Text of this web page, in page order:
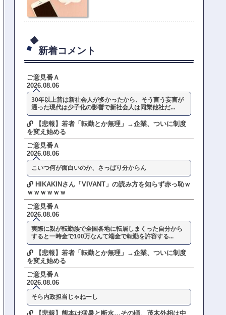
新着コメント
ご意見番Ａ
2026.08.06
30年以上昔は新社会人が多かったから、そう言う妄言が
通った現代は少子化の影響で新社会人は同業他社だ...
【悲報】若者「転勤とか無理」→企業、ついに制度
を変え始める
ご意見番Ａ
2026.08.06
こいつ何が面白いのか、さっぱり分からん
HIKAKINさん「VIVANT」の読み方を知らず赤っ恥ｗ
ｗｗｗｗｗｗ
ご意見番Ａ
2026.08.06
実際に親が転勤族で全国各地に転居しまくった自分から
すると一時金で100万なんて端金で転勤を許容する...
【悲報】若者「転勤とか無理」→企業、ついに制度
を変え始める
ご意見番Ａ
2026.08.06
そら内政担当じゃねーし
【悲報】熊本は猛暑と断水…その頃、茂木外相は中